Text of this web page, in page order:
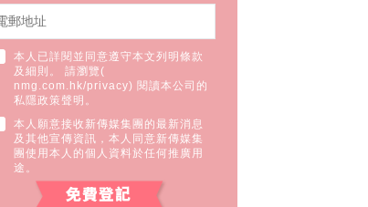
本人已詳閱並同意遵守本文列明條款
及細則。 請瀏覽(
nmg.com.hk/privacy) 閱讀本公司的
私隱政策聲明。
本人願意接收新傳媒集團的最新消息
及其他宣傳資訊，本人同意新傳媒集
團使用本人的個人資料於任何推廣用
途。